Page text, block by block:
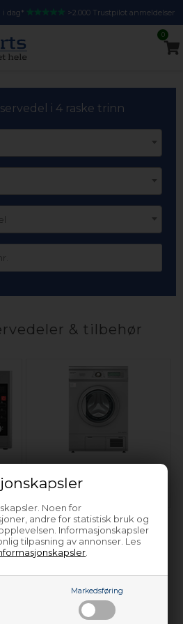
Noen for
andre for statistisk bruk og
Informasjonskapsler
tilpasning av annonser. Les
Markedsføring
i dag* >2.000 Trustpilot anmeldelser
0
i 4 raske trinn
& tilbehør